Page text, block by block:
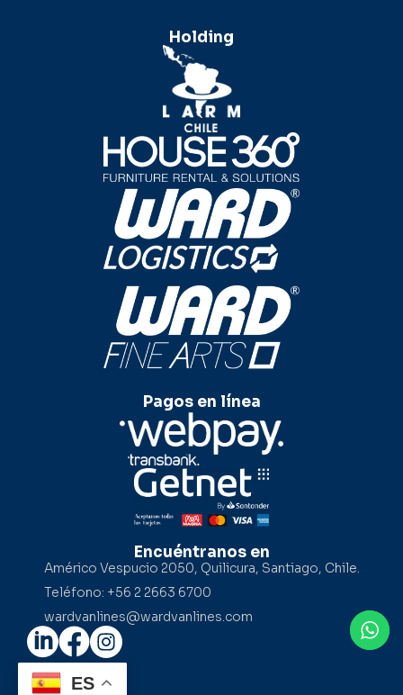
Holding
Pagos en línea
Encuéntranos en
Américo Vespucio 2050, Quilicura, Santiago, Chile.
Teléfono: +56 2 2663 6700
wardvanlines@wardvanlines.com
ES